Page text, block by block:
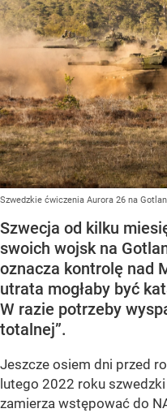
Szwedzkie ćwiczenia Aurora 26 na
Szwecja od kilku
swoich wojsk na
oznacza kontrolę nad
utrata mogłaby być
W razie potrzeby
totalnej”.
Jeszcze osiem dni przed
lutego 2022 roku szwedzki
zamierza wstępować do